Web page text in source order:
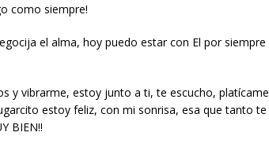
como siempre!
el alma, hoy puedo estar con El por siempre
y vibrarme, estoy junto a ti, te escucho, platícame
estoy feliz, con mi sonrisa, esa que tanto te
BIEN!!